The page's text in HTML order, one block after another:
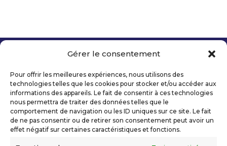
Gérer le consentement
Pour offrir les meilleures expériences, nous utilisons des
technologies telles que les cookies pour stocker et/ou accéder aux
informations des appareils. Le fait de consentir à ces technologies
nous permettra de traiter des données telles que le
comportement de navigation ou les ID uniques sur ce site. Le fait
de ne pas consentir ou de retirer son consentement peut avoir un
effet négatif sur certaines caractéristiques et fonctions.
Mentions légales
Politique de confidentialité
Déclaration d’accessibilité numérique
Ils nous soutiennent